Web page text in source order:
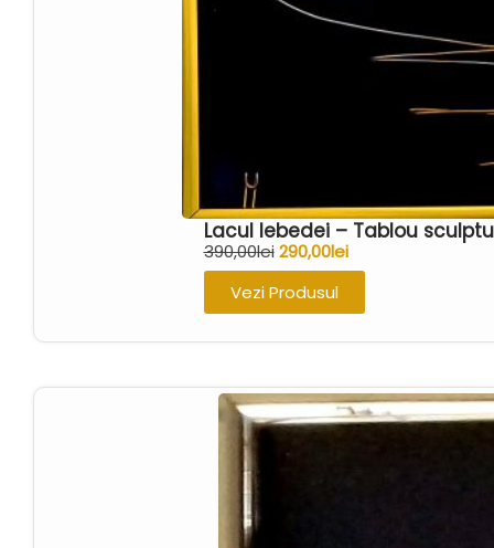
Lacul lebedei – Tablou
390,00lei 290,00lei
Vezi Produsul